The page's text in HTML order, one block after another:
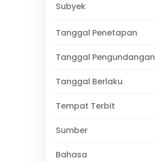
Subyek
Tanggal Penetapan
Tanggal Pengundangan
Tanggal Berlaku
Tempat Terbit
Sumber
Bahasa